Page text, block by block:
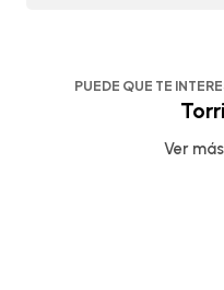
PUEDE QUE TE
Ver